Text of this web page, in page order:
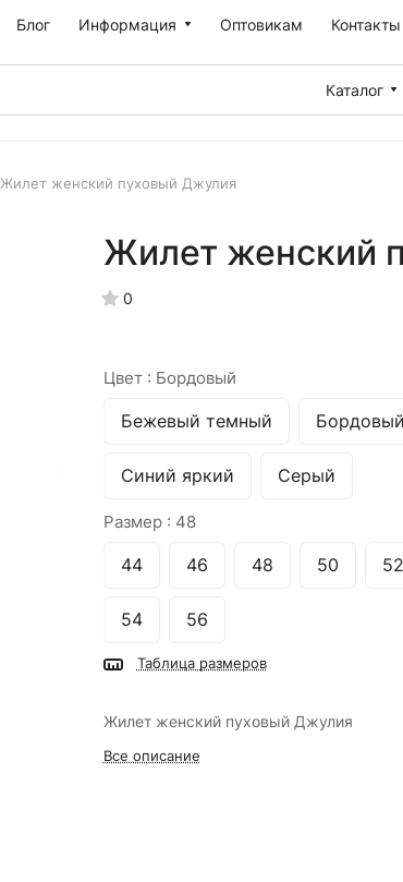
Блог Информация Оптовикам Контакты
Каталог
Жилет женский пуховый Джулия
Жилет женский
0
Цвет : Бордовый
Бежевый темный Бордовый
Синий яркий Серый
Размер : 48
44 46 48 50 52
54 56
Таблица размеров
Жилет женский пуховый Джулия
Все описание